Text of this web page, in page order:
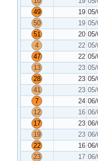
49
19 05/
50
19 05/
51
20 05/
4
22 05/
47
22 05/
13
23 05/
28
23 05/
41
23 05/
7
24 06/
12
16 06/
17
23 06/
19
23 06/
22
16 06/
23
17 06/